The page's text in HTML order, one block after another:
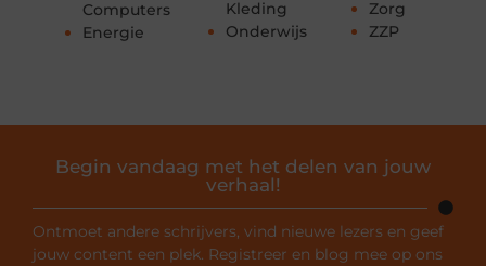
Computers
Energie
Kleding
Onderwijs
Zorg
ZZP
Begin vandaag met het delen van jouw
verhaal!
Ontmoet andere schrijvers, vind nieuwe lezers en geef
jouw content een plek. Registreer en blog mee op ons